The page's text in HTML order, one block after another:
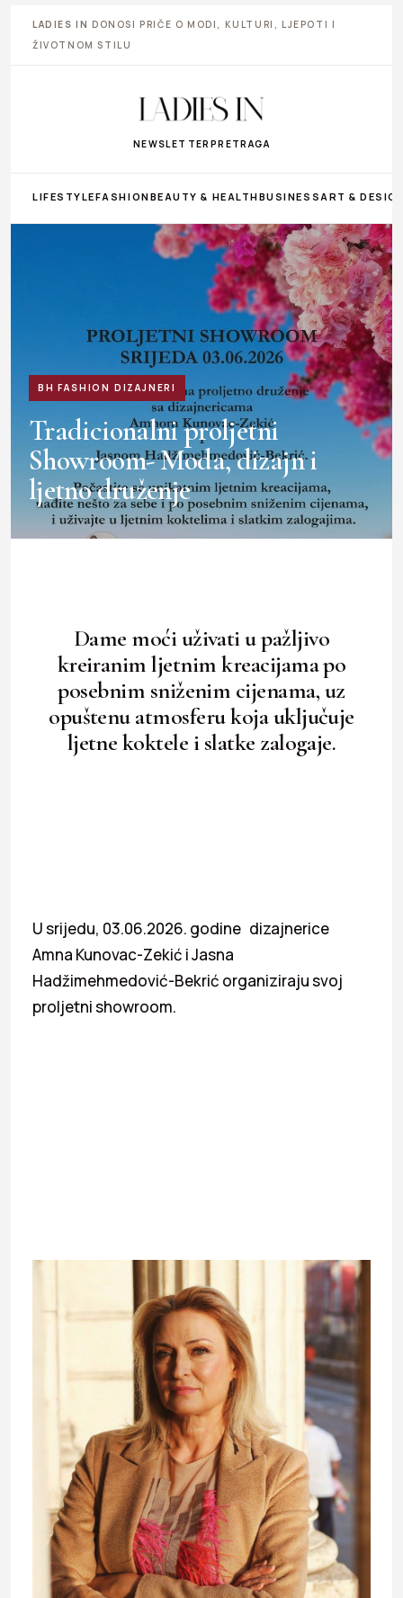
LADIES IN DONOSI PRIČE O MODI, KULTURI, LJEPOTI I
ŽIVOTNOM STILU
NEWSLETTER PRETRAGA
LIFESTYLEFASHIONBEAUTY & HEALTHBUSINESS ART &
BH FASHION DIZAJNERI
Tradicionalni proljetni
Showroom- Moda, dizajn i
ljetno druženje
Dame moći uživati u pažljivo
kreiranim ljetnim kreacijama po
posebnim sniženim cijenama, uz
opuštenu atmosferu koja uključuje
ljetne koktele i slatke zalogaje.
U srijedu, 03.06.2026. godine dizajnerice
Amna Kunovac-Zekić i Jasna
Hadžimehmedović-Bekrić organiziraju svoj
proljetni showroom.